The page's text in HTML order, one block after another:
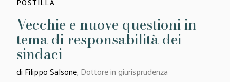
Vecchie e nuove questioni in
tema di responsabilità dei
sindaci
di Filippo Salsone, Dottore in giurisprudenza